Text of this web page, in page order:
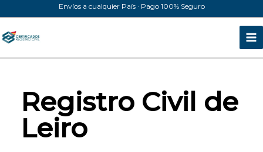
al
contenido
Envíos a cualquier País · Pago 100% Seguro
Registro Civil de
Leiro